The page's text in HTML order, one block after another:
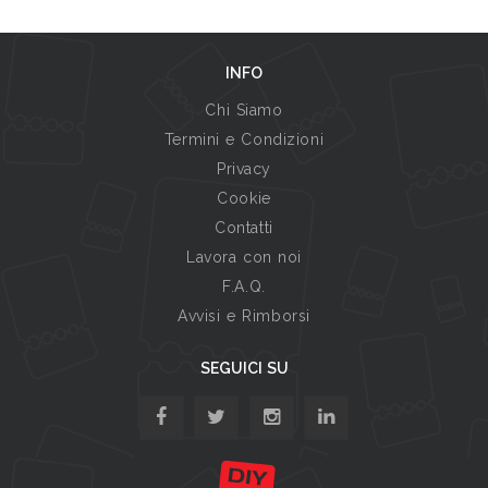
INFO
Chi Siamo
Termini e Condizioni
Privacy
Cookie
Contatti
Lavora con noi
F.A.Q.
Avvisi e Rimborsi
SEGUICI SU